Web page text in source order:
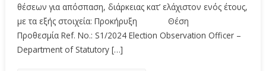
θέσεων για απόσπαση, διάρκειας κατ’ ελάχιστον ενός έτους,
με τα εξής στοιχεία: Προκήρυξη Θέση
Προθεσμία Ref. No.: S1/2024 Election Observation Officer –
Department of Statutory […]